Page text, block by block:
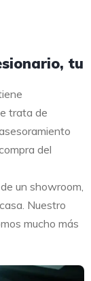
tu
trata de
del
un showroom,
Nuestro
mucho más